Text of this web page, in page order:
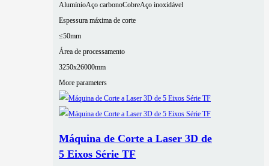
AlumínioAço carbonoCobreAço inoxidável
Espessura máxima de corte
≤50mm
Área de processamento
3250x26000mm
More parameters
Máquina de Corte a Laser 3D de
5 Eixos Série TF